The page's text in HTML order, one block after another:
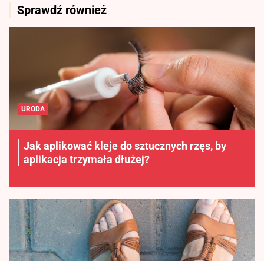
Sprawdź również
URODA
Jak aplikować kleje do sztucznych rzęs, by
aplikacja trzymała dłużej?